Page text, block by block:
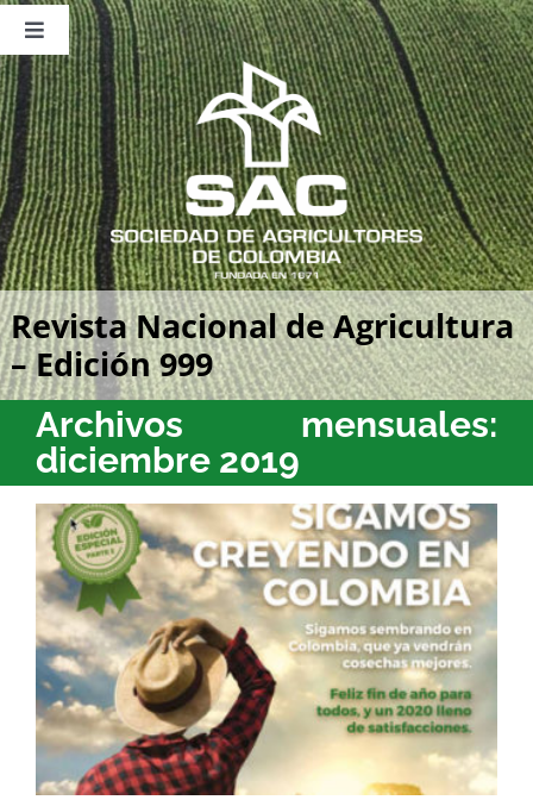
Saltar
contenido
Toggle
Navigation
Nosotros
Publicaciones
Sala de Prensa
Eventos
Revista Nacional de Agricultura
– Edición 999
Archivos mensuales:
diciembre 2019